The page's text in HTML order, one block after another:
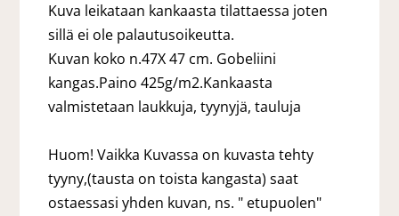
Kuva leikataan kankaasta tilattaessa joten
sillä ei ole palautusoikeutta.
Kuvan koko n.47X 47 cm. Gobeliini
kangas.Paino 425g/m2.Kankaasta
valmistetaan laukkuja, tyynyjä, tauluja
Huom! Vaikka Kuvassa on kuvasta tehty
tyyny,(tausta on toista kangasta) saat
ostaessasi yhden kuvan, ns. " etupuolen"